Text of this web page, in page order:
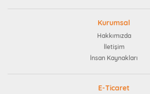
Kurumsal
Hakkımızda
İletişim
İnsan Kaynakları
E-Ticaret